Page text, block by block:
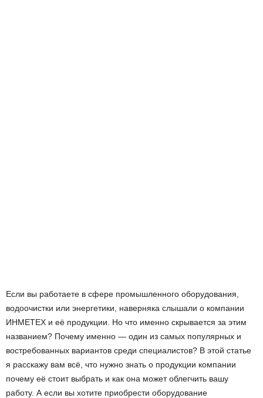
Если вы работаете в сфере промышленного оборудования,
водоочистки или энергетики, наверняка слышали о компании
ИНМЕТЕХ и её продукции. Но что именно скрывается за этим
названием? Почему именно — один из самых популярных и
востребованных вариантов среди специалистов? В этой статье
я расскажу вам всё, что нужно знать о продукции компании
почему её стоит выбрать и как она может облегчить вашу
работу. А если вы хотите приобрести оборудование